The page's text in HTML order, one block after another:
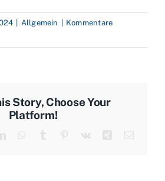
Allgemein
Kommentare
Story, Choose Your
Platform!